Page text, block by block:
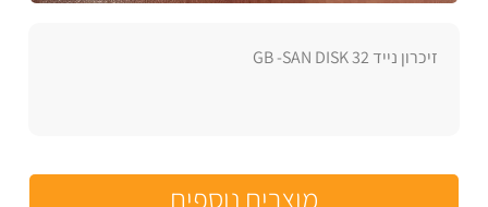
זיכרון נייד 32 GB -SAN DISK
מוצרים נוספים